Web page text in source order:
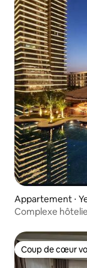
Appartement ⋅
Complexe
Coup de cœur
Coup de cœur